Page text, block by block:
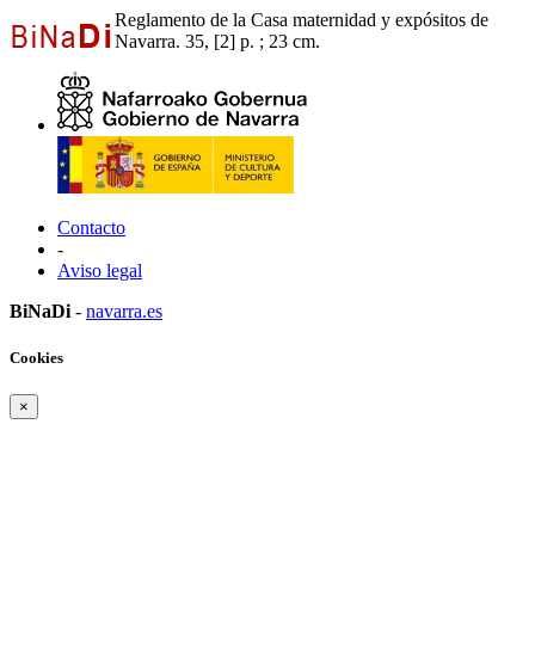
Reglamento de la Casa maternidad y expósitos de
Navarra. 35, [2] p. ; 23 cm.
Contacto
-
Aviso legal
BiNaDi - navarra.es
Cookies
×